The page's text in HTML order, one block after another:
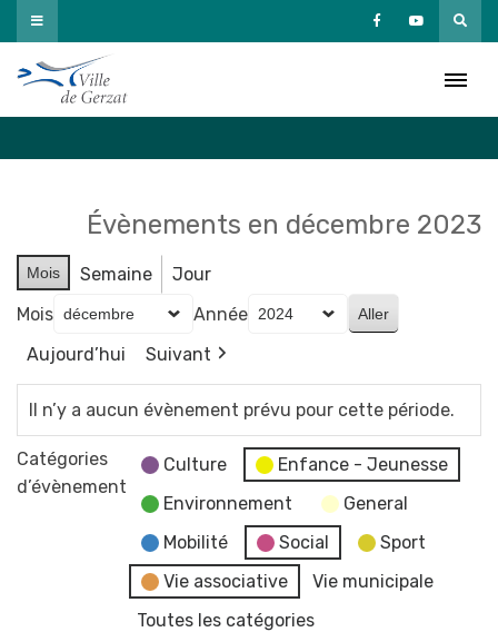
Passer
au
contenu
Évènements en décembre 2023
Mois Semaine
Jour
Mois
Année
Aujourd’hui
Suivant
Il n’y a aucun évènement prévu pour cette période.
Catégories
d’évènement
Culture
Enfance - Jeunesse
Environnement
General
Mobilité
Social
Sport
Vie associative
Vie municipale
Toutes les catégories